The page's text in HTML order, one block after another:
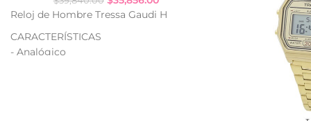
Reloj de Hombre Tressa Gaudi H
CARACTERÍSTICAS
- Analógico